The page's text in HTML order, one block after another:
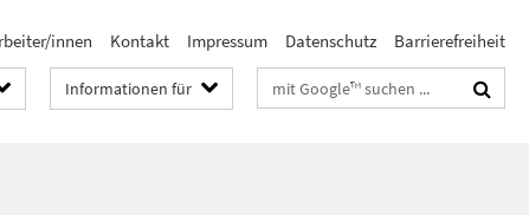
innen Kontakt Impressum Datenschutz Barrierefreiheit
Informationen für Suchbegriffe